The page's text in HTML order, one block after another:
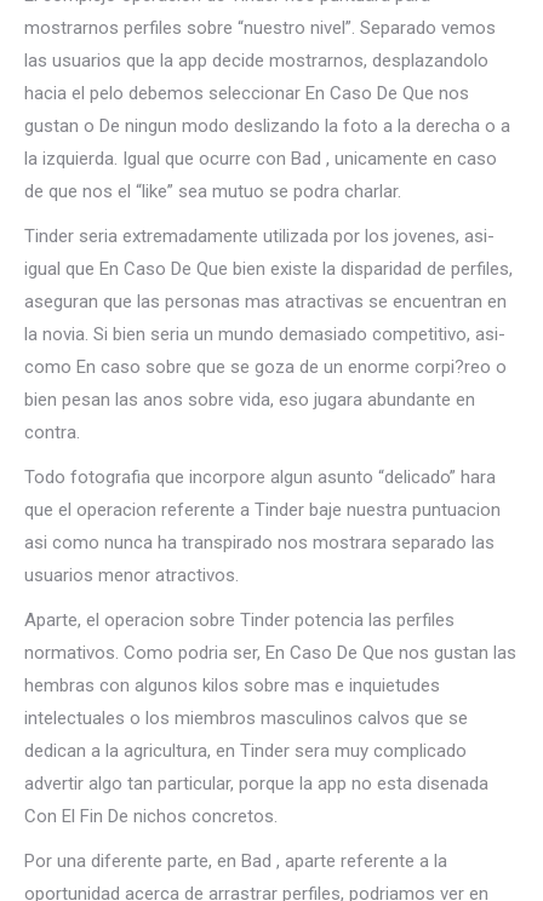
mostrarnos perfiles sobre “nuestro nivel”. Separado vemos
las usuarios que la app decide mostrarnos, desplazandolo
hacia el pelo debemos seleccionar En Caso De Que nos
gustan o De ningun modo deslizando la foto a la derecha o a
la izquierda. Igual que ocurre con Bad , unicamente en caso
de que nos el “like” sea mutuo se podra charlar.
Tinder seri­a extremadamente utilizada por los jovenes, asi­
igual que En Caso De Que bien existe la disparidad de perfiles,
aseguran que las personas mas atractivas se encuentran en
la novia. Si bien seri­a un mundo demasiado competitivo, asi­
como En caso sobre que se goza de un enorme corpi?reo o
bien pesan las anos sobre vida, eso jugara abundante en
contra.
Todo fotografia que incorpore algun asunto “delicado” hara
que el operacion referente a Tinder baje nuestra puntuacion
asi­ como nunca ha transpirado nos mostrara separado las
usuarios menor atractivos.
Aparte, el operacion sobre Tinder potencia las perfiles
normativos. Como podri­a ser, En Caso De Que nos gustan las
hembras con algunos kilos sobre mas e inquietudes
intelectuales o los miembros masculinos calvos que se
dedican a la agricultura, en Tinder sera muy complicado
advertir algo tan particular, porque la app no esta disenada
Con El Fin De nichos concretos.
Por una diferente parte, en Bad , aparte referente a la
oportunidad acerca de arrastrar perfiles, podri­amos ver en